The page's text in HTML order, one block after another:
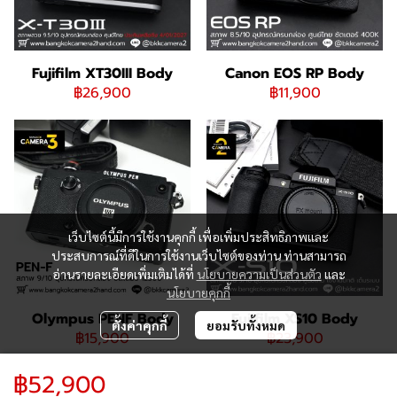
Fujifilm XT30III Body
฿26,900
Canon EOS RP Body
฿11,900
Olympus PENF Body
฿15,900
Fujifilm XS10 Body
฿23,900
฿52,900
เว็บไซต์นี้มีการใช้งานคุกกี้ เพื่อเพิ่มประสิทธิภาพและ
ประสบการณ์ที่ดีในการใช้งานเว็บไซต์ของท่าน ท่านสามารถ
อ่านรายละเอียดเพิ่มเติมได้ที่ นโยบายความเป็นส่วนตัว และ
นโยบายคุกกี้
ตั้งค่าคุกกี้ ยอมรับทั้งหมด